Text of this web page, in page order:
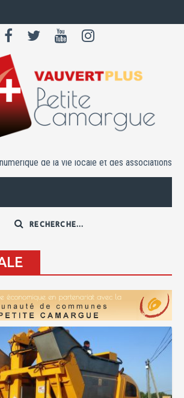
de la vie locale et des associations